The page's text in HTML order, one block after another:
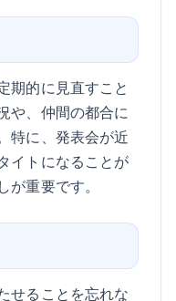
期的に見直すこと
や、仲間の都合に
特に、発表会が近
イトになることが
重要です。
せることを忘れな